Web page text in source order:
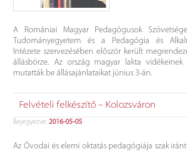
A Romániai Magyar Pedagógusok
Tudományegyetem és a Pedagógia és
Intézete szervezésében először került
állásbörze. Az ország magyar lakta vidékeinek
mutatták be állásajánlataikat június 3-án.
Felvételi felkészítő – Kolozsváron
Bejegyezve:2016-05-05
Az Óvodai és elemi oktatás pedagógiája szak